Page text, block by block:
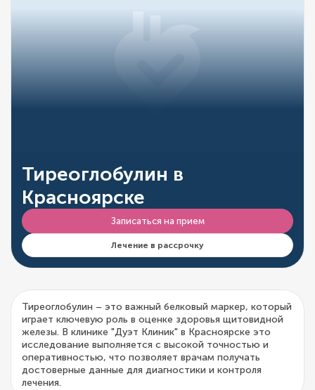
Тиреоглобулин в
Красноярске
Записаться на прием
Лечение в рассрочку
Тиреоглобулин – это важный белковый маркер, который
играет ключевую роль в оценке здоровья щитовидной
железы. В клинике "Дуэт Клиник" в Красноярске это
исследование выполняется с высокой точностью и
оперативностью, что позволяет врачам получать
достоверные данные для диагностики и контроля
лечения.